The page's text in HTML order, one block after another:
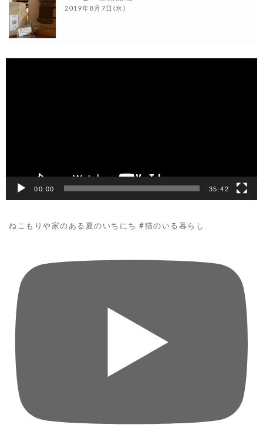
2019年8月7日(水)
00:00 35:42
ねこもりや家のある夏のいちにち #猫のいる暮らし